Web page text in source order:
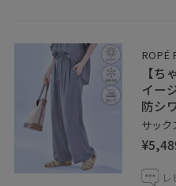
ROPÉ
【
イー
防シ
サック